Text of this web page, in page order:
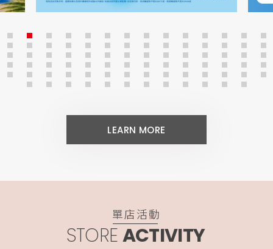
LEARN MORE
單店活動
STOREACTIVITY